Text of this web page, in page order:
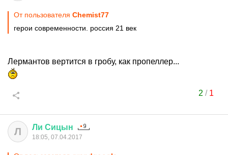
От пользователя Chemist77
герои современности. россия 21 век
Лермантов вертится в гробу, как пропеллер...
2 / 1
Л Ли Сицын
18:05, 07.04.2017